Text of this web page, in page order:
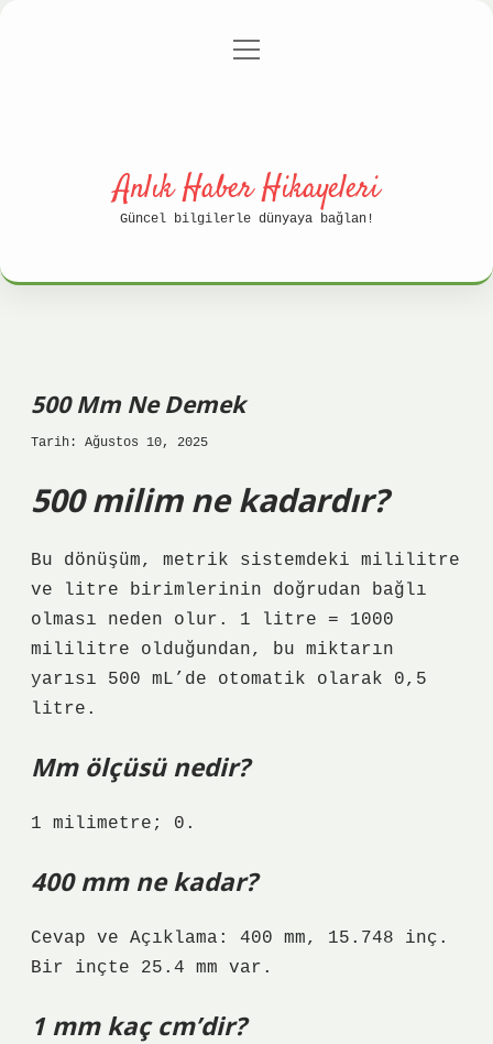
Gizlilik Politikası
menüyü
Anlık Haber Hikayeleri
Güncel bilgilerle dünyaya bağlan!
500 Mm Ne Demek
Tarih: Ağustos 10, 2025
500 milim ne kadardır?
Bu dönüşüm, metrik sistemdeki mililitre
ve litre birimlerinin doğrudan bağlı
olması neden olur. 1 litre = 1000
mililitre olduğundan, bu miktarın
yarısı 500 mL’de otomatik olarak 0,5
litre.
Mm ölçüsü nedir?
1 milimetre; 0.
400 mm ne kadar?
Cevap ve Açıklama: 400 mm, 15.748 inç.
Bir inçte 25.4 mm var.
1 mm kaç cm’dir?